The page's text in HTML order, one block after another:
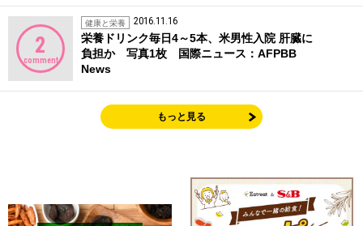
2
comment
健康と栄養 2016.11.16
栄養ドリンク毎日4～5本、米男性入院 肝臓に
負担か 写真1枚 国際ニュース：AFPBB
News
もっと見る